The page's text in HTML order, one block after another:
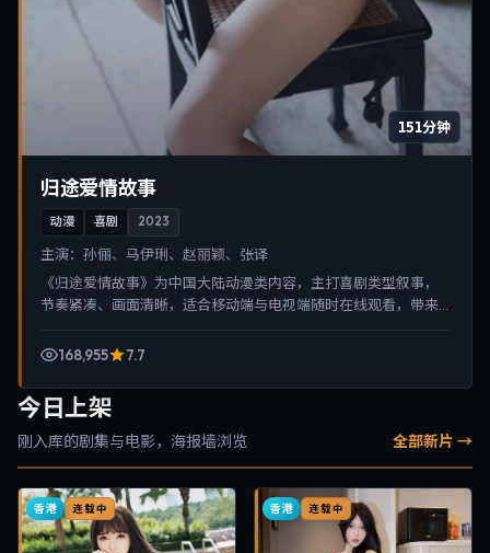
151分钟
归途爱情故事
动漫 喜剧 2023
主演： 孙俪、马伊琍、赵丽颖、张译
《归途爱情故事》为中国大陆动漫类内容，主打喜剧类型叙事，
节奏紧凑、画面清晰，适合移动端与电视端随时在线观看，带来
168,955
7.7
今日上架
刚入库的剧集与电影，海报墙浏览 全部新片 →
香港 连载中 香港 连载中